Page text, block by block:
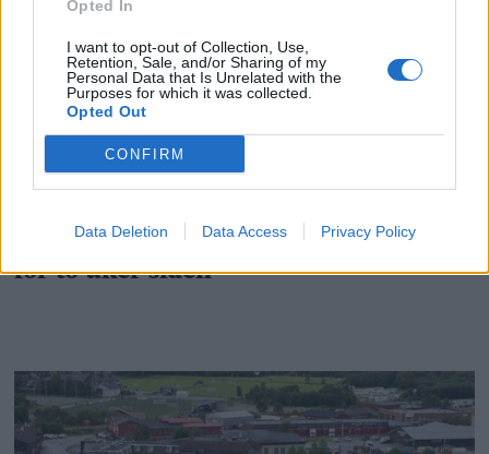
Opted In
I want to opt-out of Collection, Use,
Retention, Sale, and/or Sharing of my
Personal Data that Is Unrelated with the
Purposes for which it was collected.
Opted Out
CONFIRM
Data Deletion Data Access Privacy Policy